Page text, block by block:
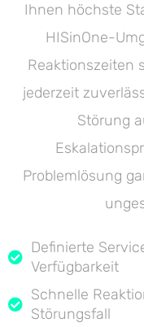
Ihnen höchste
HISinOne-
Reaktionszeiten
jederzeit
Störung
Problemlösung
Definierte
Verfügbarkeit
Schnelle
Störungsfall